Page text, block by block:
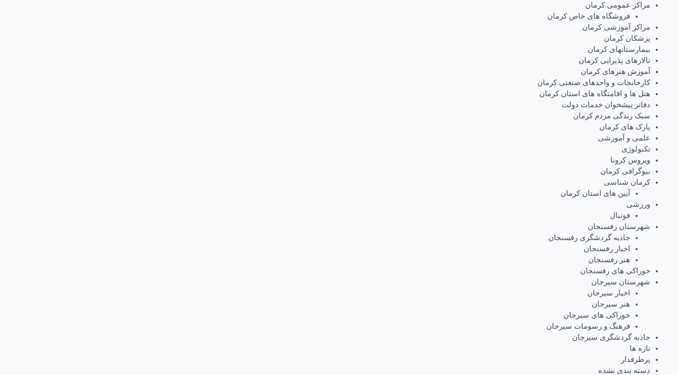
مراکز عمومی کرمان
فروشگاه های خاص کرمان
مراکز آموزشی کرمان
پزشکان کرمان
بیمارستانهای کرمان
تالارهای پذیرایی کرمان
آموزش هنرهای کرمان
کارخانجات و واحدهای صنعتی کرمان
هتل ها و اقامتگاه های استان کرمان
دفاتر پیشخوان خدمات دولت
سبک زندگی مردم کرمان
پارک های کرمان
علمی و آموزشی
تکنولوژی
ویروس کرونا
بیوگرافی کرمان
کرمان شناسی
آیین های استان کرمان
ورزشی
فوتبال
شهرستان رفسنجان
جاذبه گردشگری رفسنجان
اخبار رفسنجان
هنر رفسنجان
خوراکی های رفسنجان
شهرستان سیرجان
اخبار سیرجان
هنر سیرجان
خوراکی های سیرجان
فرهنگ و رسومات سیرجان
جاذبه گردشگری سیرجان
تازه ها
پرطرفدار
دسته بندی نشده